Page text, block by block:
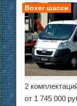
Boxer шасси
2
от 1 745 000